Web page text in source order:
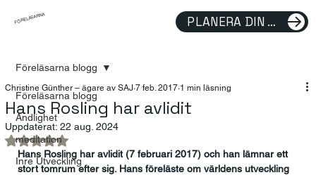
FÖRELÄSARNA PLANERA DIN FÖRELÄSNING
Föreläsarna blogg
Andlighet
meditation
Inre Utveckling
Föreläsarna blogg
Hans Rosling har avlidit
Christine Günther – ägare av SAJ 7 feb. 2017 1 min läsning
Uppdaterat: 22 aug. 2024
Betygsatt till NaN av 5 stjärnor.
Hans Rosling har avlidit (7 februari 2017) och han lämnar ett
stort tomrum efter sig. Hans föreläste om världens utveckling